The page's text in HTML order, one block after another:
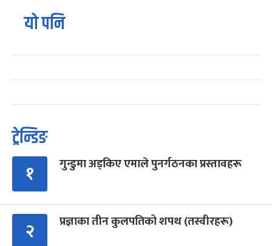
यो पनि
ट्रेन्डिङ
१ गुन्डुमा अड्किए एमाले पुनर्गठनका प्रस्तावहरू
२ प्रज्ञाका तीन कुलपतिको शपथ (तस्वीरहरू)